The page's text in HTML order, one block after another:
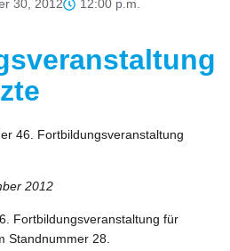
30, 2012 12:00 p.m.
46. Fortbildungsveranstaltung
2012
Fortbildungsveranstaltung für
Standnummer 28